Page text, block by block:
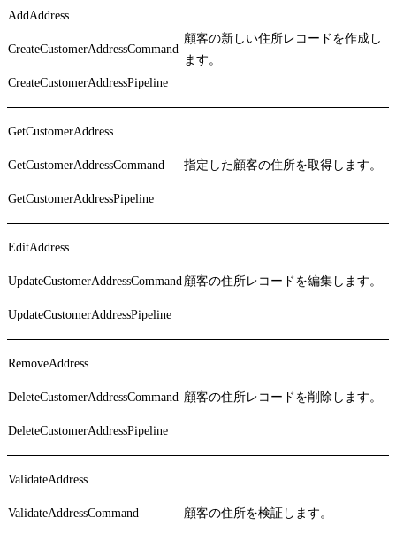
AddAddress
CreateCustomerAddressCommand
CreateCustomerAddressPipeline
顧客の新しい住所レコードを作成し
ます。
GetCustomerAddress
GetCustomerAddressCommand
GetCustomerAddressPipeline
指定した顧客の住所を取得します。
EditAddress
UpdateCustomerAddressCommand
UpdateCustomerAddressPipeline
顧客の住所レコードを編集します。
RemoveAddress
DeleteCustomerAddressCommand
DeleteCustomerAddressPipeline
顧客の住所レコードを削除します。
ValidateAddress
ValidateAddressCommand 顧客の住所を検証します。